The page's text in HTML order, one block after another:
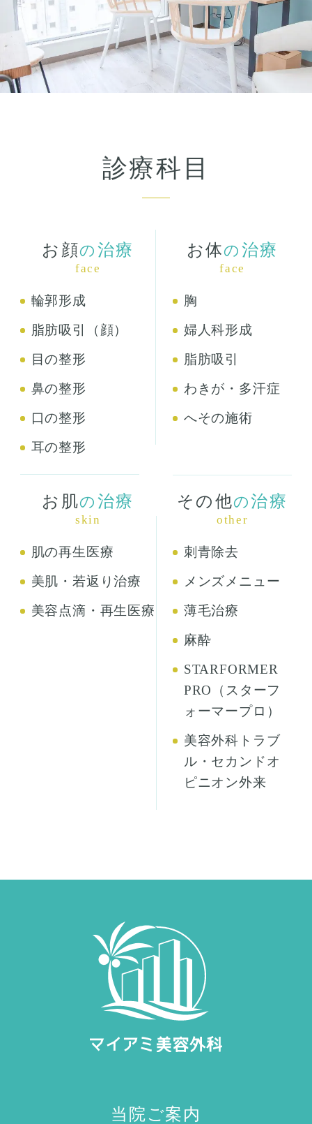
診療科目
お顔の 治療
face
輪郭形成
脂肪吸引（顔）
目の整形
鼻の整形
口の整形
耳の整形
お体の 治療
face
胸
婦人科形成
脂肪吸引
わきが・多汗症
へその施術
お肌の 治療
skin
肌の再生医療
美肌・若返り治療
美容点滴・再生医療
その他の治療
other
刺青除去
メンズメニュー
薄毛治療
麻酔
STARFORMER
PRO（スターフ
ォーマープロ）
美容外科トラブ
ル・セカンドオ
ピニオン外来
当院ご案内